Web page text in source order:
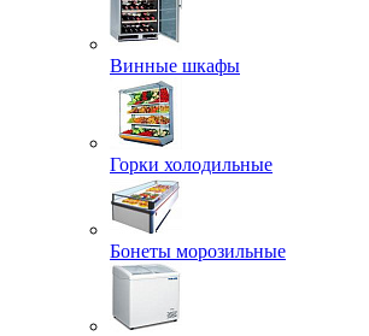
Винные шкафы
Горки холодильные
Бонеты морозильные